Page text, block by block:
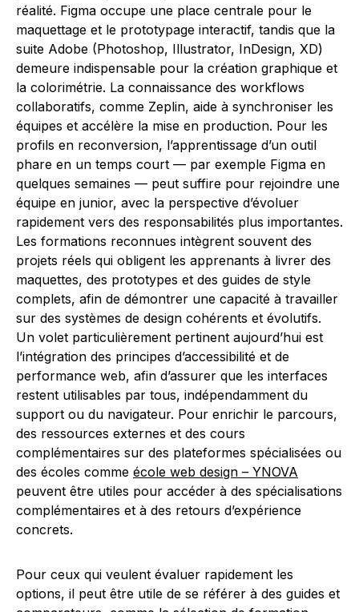
réalité. Figma occupe une place centrale pour le
maquettage et le prototypage interactif, tandis que la
suite Adobe (Photoshop, Illustrator, InDesign, XD)
demeure indispensable pour la création graphique et
la colorimétrie. La connaissance des workflows
collaboratifs, comme Zeplin, aide à synchroniser les
équipes et accélère la mise en production. Pour les
profils en reconversion, l’apprentissage d’un outil
phare en un temps court — par exemple Figma en
quelques semaines — peut suffire pour rejoindre une
équipe en junior, avec la perspective d’évoluer
rapidement vers des responsabilités plus importantes.
Les formations reconnues intègrent souvent des
projets réels qui obligent les apprenants à livrer des
maquettes, des prototypes et des guides de style
complets, afin de démontrer une capacité à travailler
sur des systèmes de design cohérents et évolutifs.
Un volet particulièrement pertinent aujourd’hui est
l’intégration des principes d’accessibilité et de
performance web, afin d’assurer que les interfaces
restent utilisables par tous, indépendamment du
support ou du navigateur. Pour enrichir le parcours,
des ressources externes et des cours
complémentaires sur des plateformes spécialisées ou
des écoles comme école web design – YNOVA
peuvent être utiles pour accéder à des spécialisations
complémentaires et à des retours d’expérience
concrets.
Pour ceux qui veulent évaluer rapidement les
options, il peut être utile de se référer à des guides et